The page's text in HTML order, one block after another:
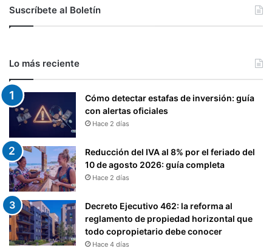
L
O
O
N
T
R
U
Y
E
N
T
E
S
S
U
Suscríbete al Boletín
Lo más reciente
Cómo detectar estafas de inversión: guía
con alertas oficiales
Hace 2 días
Reducción del IVA al 8% por el feriado del
10 de agosto 2026: guía completa
Hace 2 días
Decreto Ejecutivo 462: la reforma al
reglamento de propiedad horizontal que
todo copropietario debe conocer
Hace 4 días